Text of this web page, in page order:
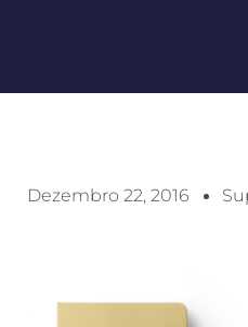
Dezembro 22, 2016